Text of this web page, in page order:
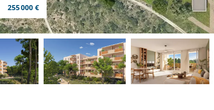
255 000 €